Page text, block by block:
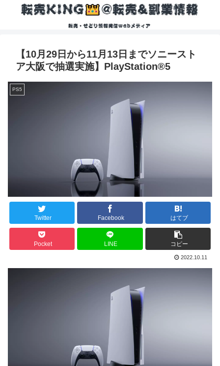
【10月29日から11月13日までソニースト
ア大阪で抽選実施】PlayStation®5
PS5
Twitter Facebook はてブ
Pocket LINE コピー
2022.10.11